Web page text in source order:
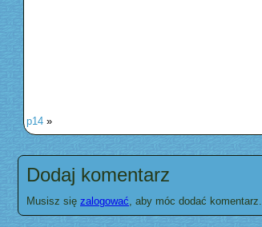
p14 »
Dodaj komentarz
Musisz się zalogować, aby móc dodać komentarz.